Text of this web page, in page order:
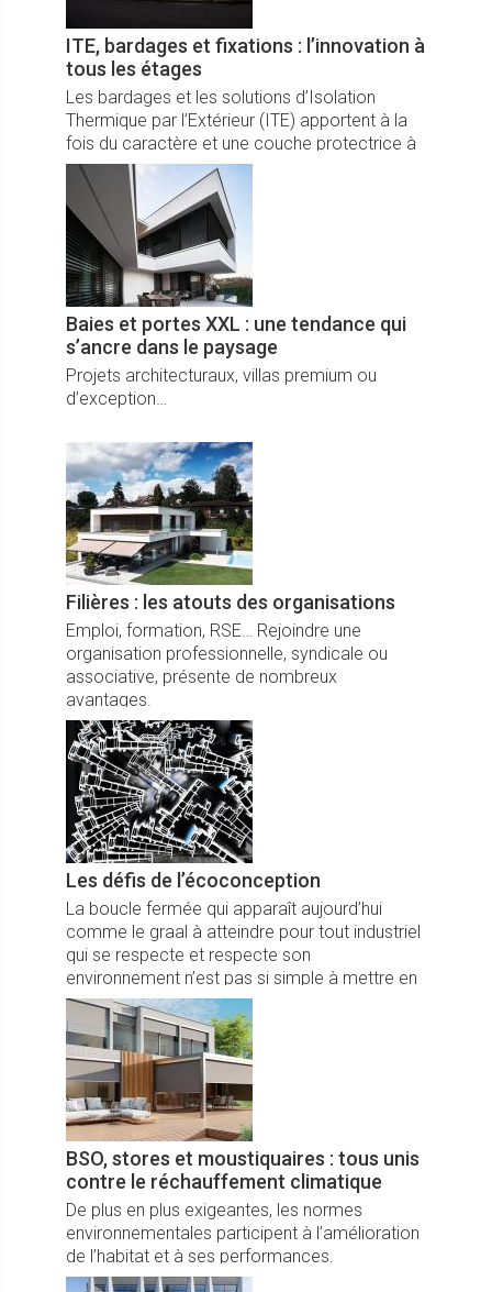
ITE, bardages et fixations : l’innovation à
tous les étages
Les bardages et les solutions d’Isolation
Thermique par l’Extérieur (ITE) apportent à la
fois du caractère et une couche protectrice à
l’enveloppe du bâtiment.
Baies et portes XXL : une tendance qui
s’ancre dans le paysage
Projets architecturaux, villas premium ou
d’exception…
Filières : les atouts des organisations
Emploi, formation, RSE… Rejoindre une
organisation professionnelle, syndicale ou
associative, présente de nombreux
avantages.
Les défis de l’écoconception
La boucle fermée qui apparaît aujourd’hui
comme le graal à atteindre pour tout industriel
qui se respecte et respecte son
environnement n’est pas si simple à mettre en
place.
BSO, stores et moustiquaires : tous unis
contre le réchauffement climatique
De plus en plus exigeantes, les normes
environnementales participent à l’amélioration
de l’habitat et à ses performances.